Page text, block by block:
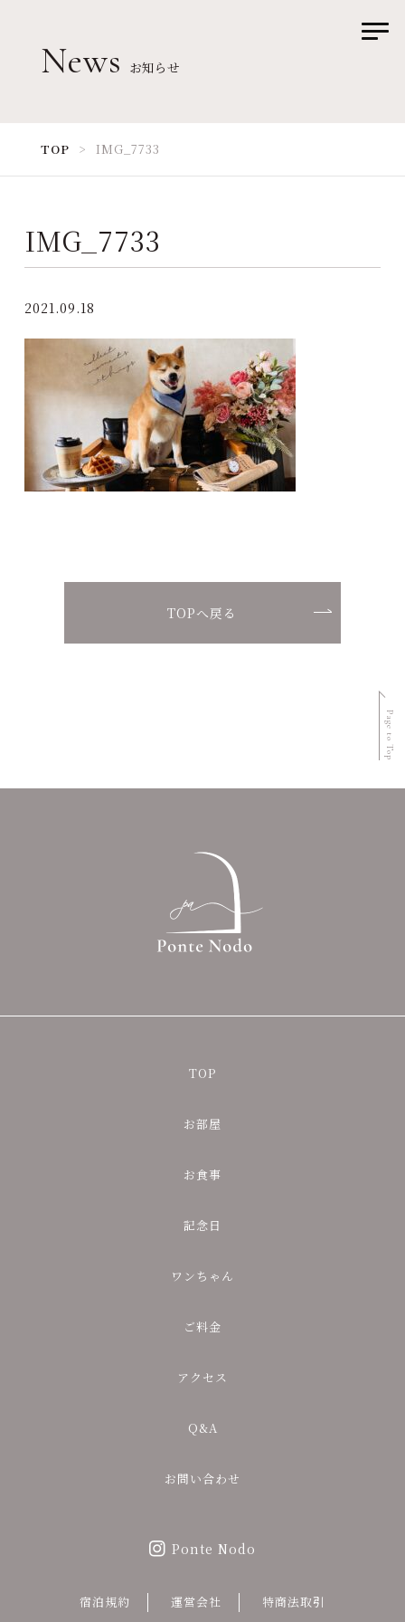
TOP
ワンちゃん
ご料金
アクセス
Q&A
お問い合わせ
News お知らせ
TOP IMG_7733
IMG_7733
2021.09.18
TOPへ戻る
Page to Top
TOP
お部屋
お食事
記念日
ワンちゃん
ご料金
アクセス
Q&A
お問い合わせ
Ponte Nodo
宿泊規約 運営会社 特商法取引